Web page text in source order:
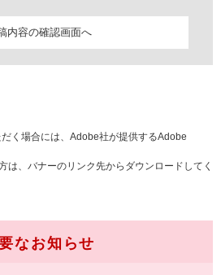
く場合には、Adobe社が提供するAdobe
は、バナーのリンク先からダウンロードしてく
なお知らせ